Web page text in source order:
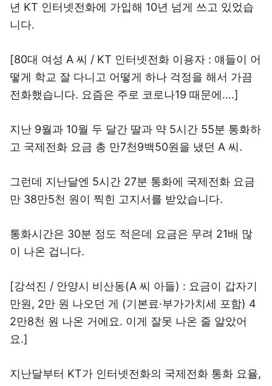
년 KT 인터넷전화에 가입해 10년 넘게 쓰고 있었습
니다.
[80대 여성 A 씨 / KT 인터넷전화 이용자 : 얘들이 어
떻게 학교 잘 다니고 어떻게 하나 걱정을 해서 가끔
전화했습니다. 요즘은 주로 코로나19 때문에….]
지난 9월과 10월 두 달간 딸과 약 5시간 55분 통화하
고 국제전화 요금 총 만7천9백50원을 냈던 A 씨.
그런데 지난달엔 5시간 27분 통화에 국제전화 요금
만 38만5천 원이 찍힌 고지서를 받았습니다.
통화시간은 30분 정도 적은데 요금은 무려 21배 많
이 나온 겁니다.
[강석진 / 안양시 비산동(A 씨 아들) : 요금이 갑자기
만원, 2만 원 나오던 게 (기본료·부가가치세 포함) 4
2만8천 원 나온 거에요. 이게 잘못 나온 줄 알았어
요.]
지난달부터 KT가 인터넷전화의 국제전화 통화 요율,